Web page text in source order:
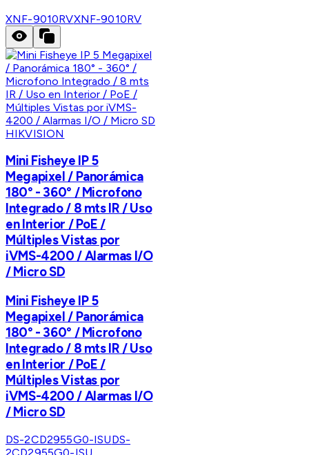
XNF-9010RVXNF-9010RV
HIKVISION
Mini Fisheye IP 5
Megapixel / Panorámica
180° - 360° / Microfono
Integrado / 8 mts IR / Uso
en Interior / PoE /
Múltiples Vistas por
iVMS-4200 / Alarmas I/O
/ Micro SD
Mini Fisheye IP 5
Megapixel / Panorámica
180° - 360° / Microfono
Integrado / 8 mts IR / Uso
en Interior / PoE /
Múltiples Vistas por
iVMS-4200 / Alarmas I/O
/ Micro SD
DS-2CD2955G0-ISUDS-